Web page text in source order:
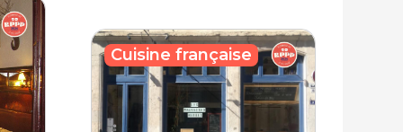
Cuisine française